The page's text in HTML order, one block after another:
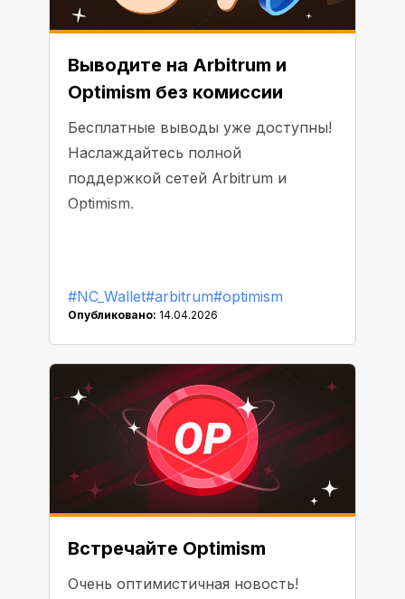
Выводите на Arbitrum и
Optimism без комиссии
Бесплатные выводы уже доступны!
Наслаждайтесь полной
поддержкой сетей Arbitrum и
Optimism.
#NC_Wallet#arbitrum#optimism
Опубликовано: 14.04.2026
Встречайте Optimism
Очень оптимистичная новость!